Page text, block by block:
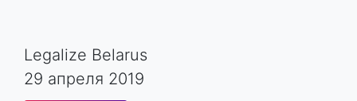
Legalize Belarus
29 апреля 2019